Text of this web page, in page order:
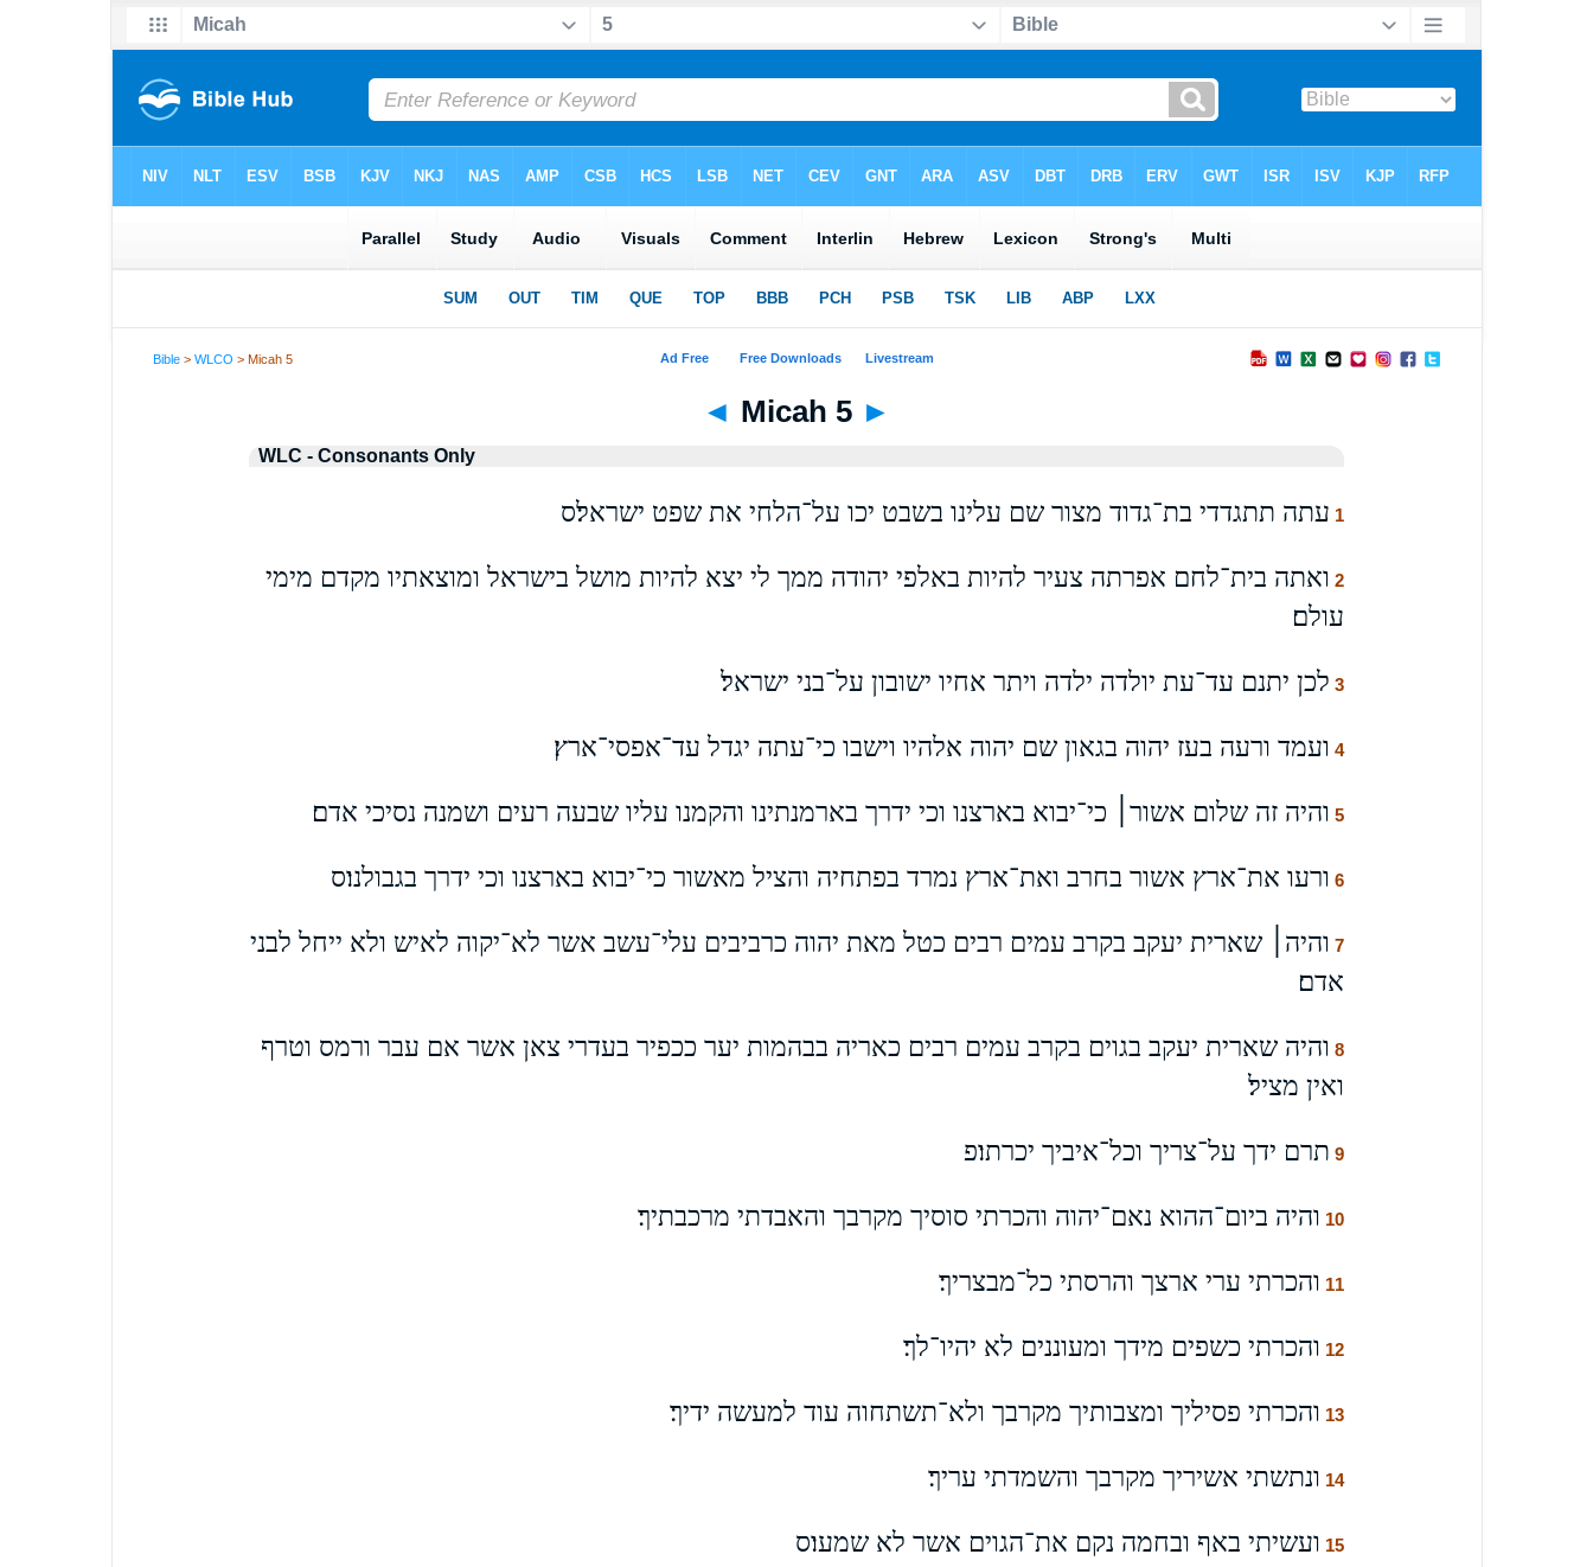
Bible >WLCO > Micah 5
◄ Micah 5 ►
WLC - Consonants Only
1 עתה תתגדדי בת־גדוד מצור שם עלינו בשבט יכו על־הלחי את שפט ישראל׃ס
2 ואתה בית־לחם אפרתה צעיר להיות באלפי יהודה ממך לי יצא להיות מושל בישראל ומוצאתיו מקדם מימי
עולם׃
3 לכן יתנם עד־עת יולדה ילדה ויתר אחיו ישובון על־בני ישראל׃
4 ועמד ורעה בעז יהוה בגאון שם יהוה אלהיו וישבו כי־עתה יגדל עד־אפסי־ארץ׃
5 והיה זה שלום אשור׀ כי־יבוא בארצנו וכי ידרך בארמנתינו והקמנו עליו שבעה רעים ושמנה נסיכי אדם׃
6 ורעו את־ארץ אשור בחרב ואת־ארץ נמרד בפתחיה והציל מאשור כי־יבוא בארצנו וכי ידרך בגבולנו׃ס
7 והיה׀ שארית יעקב בקרב עמים רבים כטל מאת יהוה כרביבים עלי־עשב אשר לא־יקוה לאיש ולא ייחל לבני
אדם׃
8 והיה שארית יעקב בגוים בקרב עמים רבים כאריה בבהמות יער ככפיר בעדרי צאן אשר אם עבר ורמס וטרף
ואין מציל׃
9 תרם ידך על־צריך וכל־איביך יכרתו׃פ
10 והיה ביום־ההוא נאם־יהוה והכרתי סוסיך מקרבך והאבדתי מרכבתיך׃
11 והכרתי ערי ארצך והרסתי כל־מבצריך׃
12 והכרתי כשפים מידך ומעוננים לא יהיו־לך׃
13 והכרתי פסיליך ומצבותיך מקרבך ולא־תשתחוה עוד למעשה ידיך׃
14 ונתשתי אשיריך מקרבך והשמדתי עריך׃
15 ועשיתי באף ובחמה נקם את־הגוים אשר לא שמעו׃ס